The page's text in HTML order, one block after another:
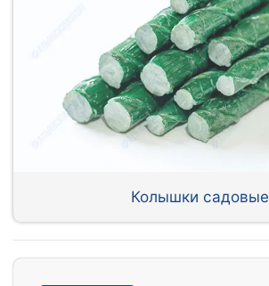
Колышки садовые